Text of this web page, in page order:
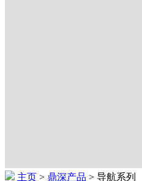
主页 > 鼎深产品 > 导航系列